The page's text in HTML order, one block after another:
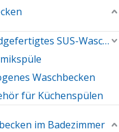
Handgefertigtes SUS-Waschbecken
Waschbecken
für Küchenspülen
im Badezimmer